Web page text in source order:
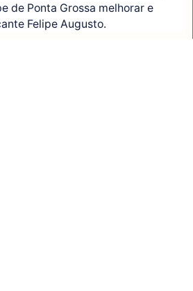
de Ponta Grossa melhorar e
Felipe Augusto.